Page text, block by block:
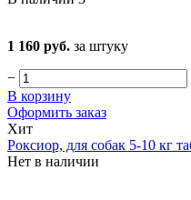
1 160 руб. за штуку
−
В корзину
Оформить заказ
Хит
Роксиор, для собак 5-10 кг
Нет в наличии